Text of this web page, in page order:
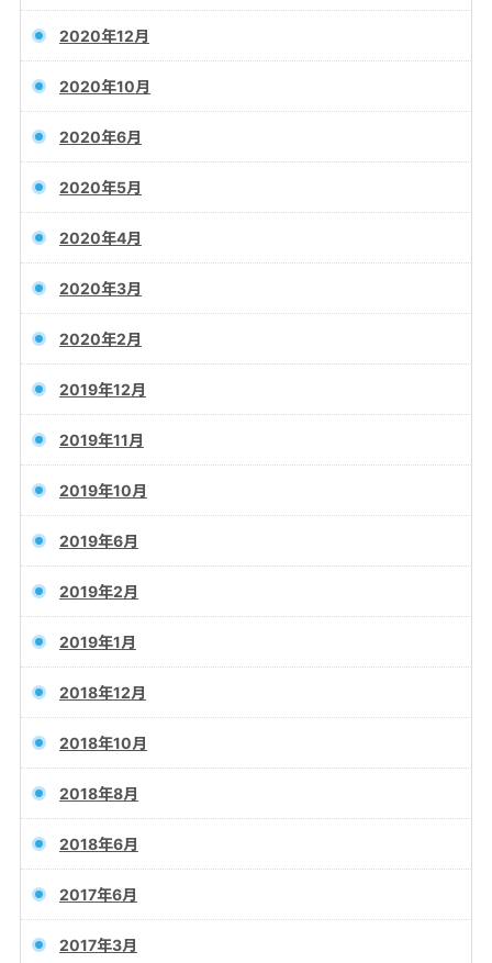
2020年12月
2020年10月
2020年6月
2020年5月
2020年4月
2020年3月
2020年2月
2019年12月
2019年11月
2019年10月
2019年6月
2019年2月
2019年1月
2018年12月
2018年10月
2018年8月
2018年6月
2017年6月
2017年3月